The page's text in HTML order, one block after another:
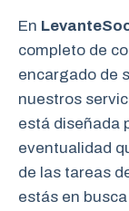
En
completo de
encargado de
nuestros
está diseñada
eventualidad
de las tareas
estás en